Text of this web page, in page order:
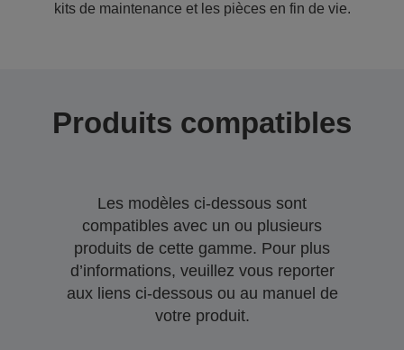
kits de maintenance et les pièces en fin de vie.
Produits compatibles
Les modèles ci-dessous sont
compatibles avec un ou plusieurs
produits de cette gamme. Pour plus
d’informations, veuillez vous reporter
aux liens ci-dessous ou au manuel de
votre produit.